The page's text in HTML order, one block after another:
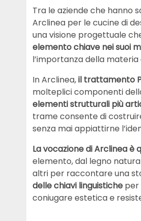
Tra le aziende che hanno
Arclinea per le cucine di
una visione progettuale
elemento chiave nei suoi
l’importanza della
In Arclinea,il trattamento
molteplici componenti
elementi strutturali più
trame consente di
senza mai appiattirne
La vocazione di Arclinea
elemento, dal legno
altri per raccontare una
delle chiavi linguistiche per
coniugare estetica e